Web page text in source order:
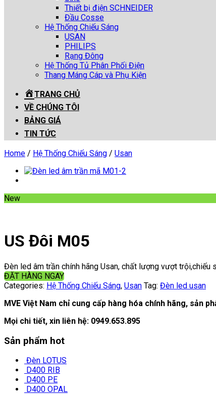
Thiết bị điện SCHNEIDER
Đầu Cosse
Hệ Thống Chiếu Sáng
USAN
PHILIPS
Rạng Đông
Hệ Thống Tủ Phân Phối Điện
Thang Máng Cáp và Phụ Kiện
TRANG CHỦ
VỀ CHÚNG TÔI
BẢNG GIÁ
TIN TỨC
Home / Hệ Thống Chiếu Sáng / Usan
New
US Đôi M05
Đèn led âm trần chính hãng Usan, chất lượng vượt
ĐẶT HÀNG NGAY
Categories: Hệ Thống Chiếu Sáng, Usan Tag: Đèn led usan
MVE Việt Nam chỉ cung cấp hàng hóa chính hãng, sản
Mọi chi tiết, xin liên hệ: 0949.653.895
Sản phẩm hot
Đèn LOTUS
D400 RIB
D400 PE
D400 OPAL